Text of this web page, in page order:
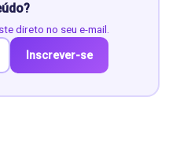
direto no seu e-mail.
Inscrever-se